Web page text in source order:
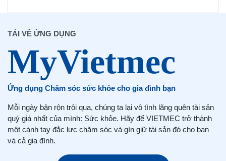
TẢI VỀ ỨNG DỤNG
Ứng dụng Chăm sóc sức khỏe cho gia đình bạn
Mỗi ngày bận rộn trôi qua, chúng ta lại vô tình lãng quên tài sản
quý giá nhất của mình: Sức khỏe. Hãy để VIETMEC trở thành
một cánh tay đắc lực chăm sóc và gìn giữ tài sản đó cho bạn
và cả gia đình.